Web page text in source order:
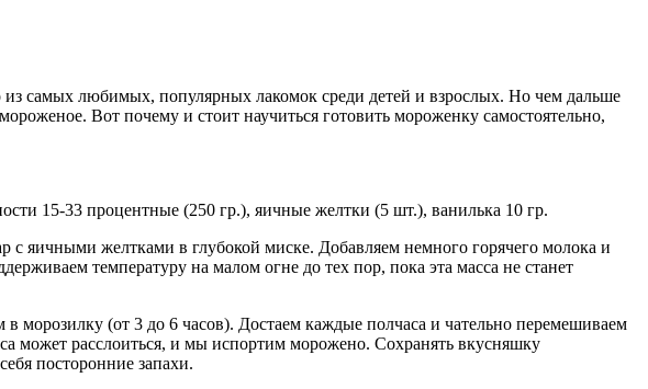
самых любимых, популярных лакомок среди детей и взрослых. Но чем дальше
Вот почему и стоит научиться готовить мороженку самостоятельно,
15-33 процентные (250 гр.), яичные желтки (5 шт.), ванилька 10 гр.
с яичными желтками в глубокой миске. Добавляем немного горячего молока и
температуру на малом огне до тех пор, пока эта масса не станет
морозилку (от 3 до 6 часов). Достаем каждые полчаса и чательно перемешиваем
может расслоиться, и мы испортим морожено. Сохранять вкусняшку
посторонние запахи.